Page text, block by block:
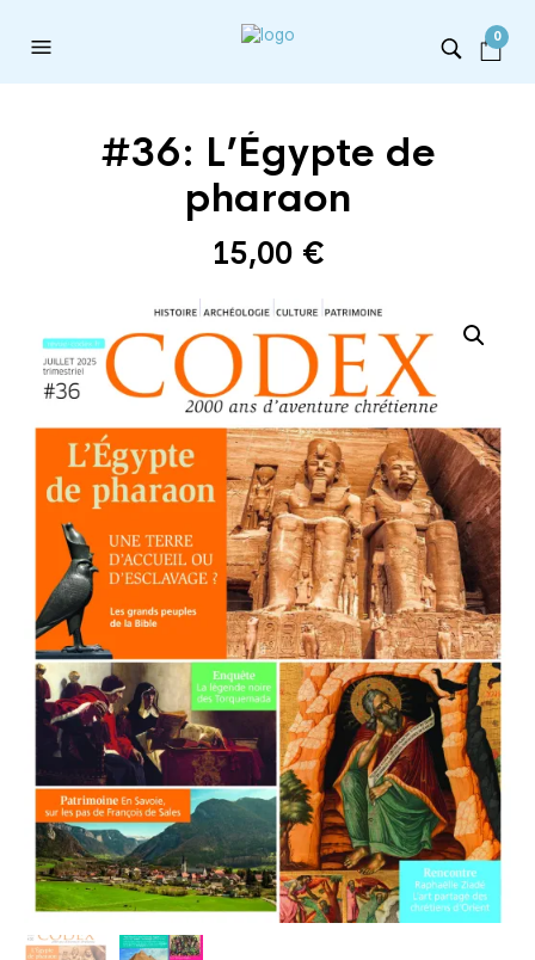
0
#36: L’Égypte de
pharaon
15,00 €